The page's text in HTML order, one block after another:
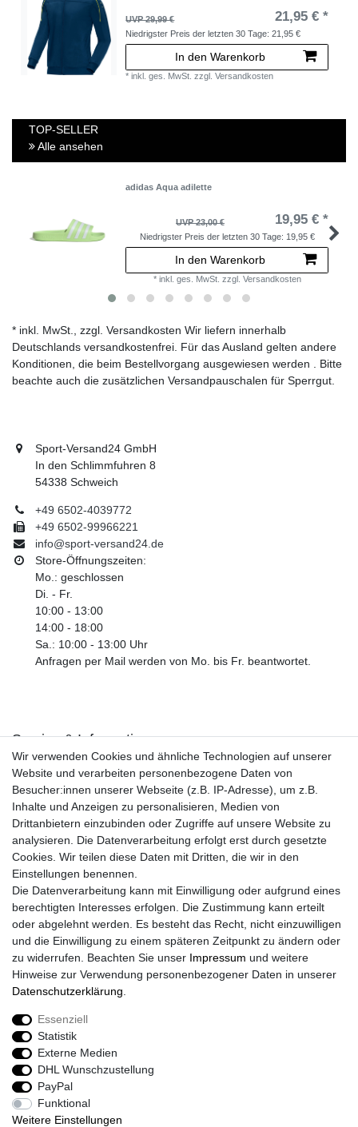
UVP 29,99 € 21,95 € *
Niedrigster Preis der letzten 30 Tage:21,95 €
In den Warenkorb
*inkl. ges. MwSt. zzgl.Versandkosten
TOP-SELLER
Alle ansehen
adidas Aqua adilette
UVP 23,00 € 19,95 € *
Niedrigster Preis der letzten 30 Tage: 19,95 €
In den Warenkorb
* inkl. ges. MwSt. zzgl. Versandkosten
* inkl. MwSt., zzgl. Versandkosten Wir liefern innerhalb
Deutschlands versandkostenfrei. Für das Ausland gelten andere
Konditionen, die beim Bestellvorgang ausgewiesen werden . Bitte
beachte auch die zusätzlichen Versandpauschalen für Sperrgut.
Sport-Versand24 GmbH
In den Schlimmfuhren 8
54338 Schweich
+49 6502-4039772
+49 6502-99966221
info@sport-versand24.de
Store-Öffnungszeiten:
Mo.: geschlossen
Di. - Fr.
10:00 - 13:00
14:00 - 18:00
Sa.: 10:00 - 13:00 Uhr
Anfragen per Mail werden von Mo. bis Fr. beantwortet.
Service & Informationen
Kontakt
Retouren
Widerrufsrecht
Widerrufs­formular
Impressum
Daten­schutz­erklärung
AGB
Größentabelle
Kataloge
Barrierefreiheitserklärung
Sicherheitsinformationen
Zahlung und Versand
Wir verwenden Cookies und ähnliche Technologien auf unserer
Website und verarbeiten personenbezogene Daten von
Besucher:innen unserer Webseite (z.B. IP-Adresse), um z.B.
Inhalte und Anzeigen zu personalisieren, Medien von
Drittanbietern einzubinden oder Zugriffe auf unsere Website zu
analysieren. Die Datenverarbeitung erfolgt erst durch gesetzte
Cookies. Wir teilen diese Daten mit Dritten, die wir in den
Einstellungen benennen.
Die Datenverarbeitung kann mit Einwilligung oder aufgrund eines
berechtigten Interesses erfolgen. Die Zustimmung kann erteilt
oder abgelehnt werden. Es besteht das Recht, nicht einzuwilligen
und die Einwilligung zu einem späteren Zeitpunkt zu ändern oder
zu widerrufen. Beachten Sie unser Impressum und weitere
Hinweise zur Verwendung personenbezogener Daten in unserer
Daten­schutz­erklärung
Essenziell
Statistik
Externe Medien
DHL Wunschzustellung
PayPal
Funktional
Weitere Einstellungen